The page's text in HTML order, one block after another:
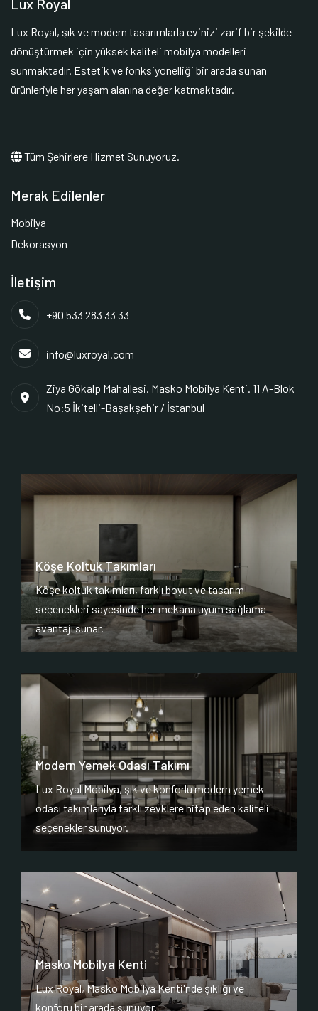
Lux Royal
Lux Royal, şık ve modern tasarımlarla evinizi zarif bir şekilde
dönüştürmek için yüksek kaliteli mobilya modelleri
sunmaktadır. Estetik ve fonksiyonelliği bir arada sunan
ürünleriyle her yaşam alanına değer katmaktadır.
Tüm Şehirlere Hizmet Sunuyoruz.
Merak Edilenler
Mobilya
Dekorasyon
İletişim
+90 533 283 33 33
info@luxroyal.com
Ziya Gökalp Mahallesi. Masko Mobilya Kenti. 11 A-Blok
No:5 İkitelli-Başakşehir / İstanbul
Köşe Koltuk Takımları
Köşe koltuk takımları, farklı boyut ve tasarım
seçenekleri sayesinde her mekana uyum sağlama
avantajı sunar.
Modern Yemek Odası Takımı
Lux Royal Mobilya, şık ve konforlu modern yemek
odası takımlarıyla farklı zevklere hitap eden kaliteli
seçenekler sunuyor.
Masko Mobilya Kenti
Lux Royal, Masko Mobilya Kenti'nde şıklığı ve
konforu bir arada sunuyor.